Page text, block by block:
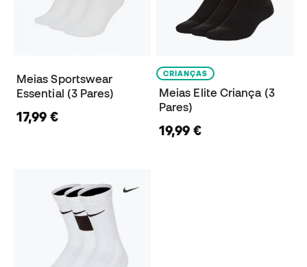
Meias Sportswear
Essential (3 Pares)
17,99 €
CRIANÇAS
Meias Elite Criança (3
Pares)
19,99 €